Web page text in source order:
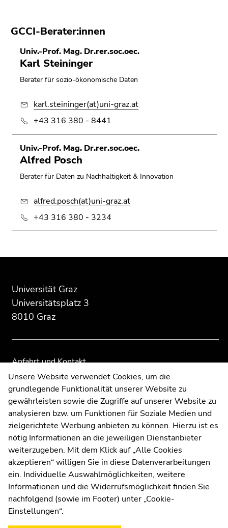
GCCI-Berater:innen
Univ.-Prof. Mag. Dr.rer.soc.oec.
Karl Steininger
Berater für sozio-ökonomische Daten
karl.steininger(at)uni-graz.at
+43 316 380 - 8441
Univ.-Prof. Mag. Dr.rer.soc.oec.
Alfred Posch
Berater für Daten zu Nachhaltigkeit & Innovation
alfred.posch(at)uni-graz.at
+43 316 380 - 3234
Seitenbereichs:
Zusatzinformationen:
Universität Graz
Universitätsplatz 3
8010 Graz
Anfahrt und Kontakt
Kommunikation und Öffentlichkeitsarbeit
Moodle
UNIGRAZonline
Impressum
Datenschutzerklärung
Cookie-Einstellungen
Barrierefreiheitserklärung
WetterstationUni Graz
Seitenbereichs.
Übersicht
Seitenbereichs.
Übersicht
Unsere Website verwendet Cookies, um die
grundlegende Funktionalität unserer Website zu
gewährleisten sowie die Zugriffe auf unserer Website zu
analysieren bzw. um Funktionen für Soziale Medien und
zielgerichtete Werbung anbieten zu können. Hierzu ist es
nötig Informationen an die jeweiligen Dienstanbieter
weiterzugeben. Mit dem Klick auf „Alle Cookies
akzeptieren“ willigen Sie in diese Datenverarbeitungen
ein. Individuelle Auswahlmöglichkeiten, weitere
Informationen und die Widerrufsmöglichkeit finden Sie
nachfolgend (sowie im Footer) unter „Cookie-
Einstellungen“.